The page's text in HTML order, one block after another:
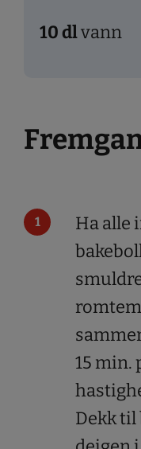
10dlvann
Ha alle
15 min.
Dekk til